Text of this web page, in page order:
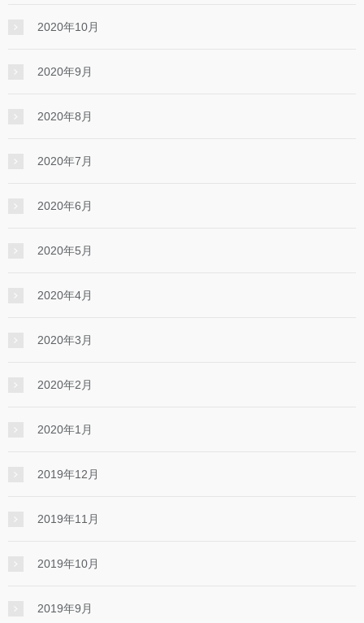
2020年10月
2020年9月
2020年8月
2020年7月
2020年6月
2020年5月
2020年4月
2020年3月
2020年2月
2020年1月
2019年12月
2019年11月
2019年10月
2019年9月